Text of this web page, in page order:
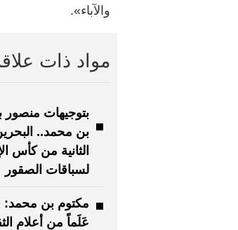
والآباء».
مواد ذات
بتوجيهات منصور
بن محمد..
الثانية من كأس
لسباقات الصقور
مكتوم بن محمد:
عَلَماً من أعلام